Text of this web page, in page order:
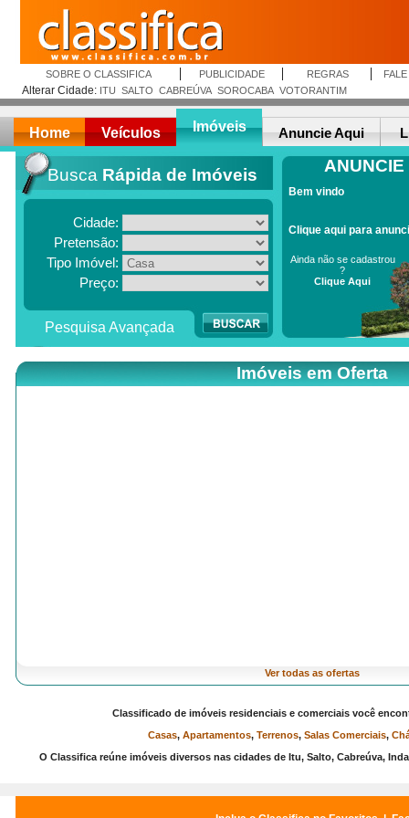
SOBRE O CLASSIFICA PUBLICIDADE REGRAS
Alterar Cidade: ITU SALTO CABREÚVA SOROCABA VOTORANTIM
Home Veículos Imóveis Anuncie Aqui
Busca Rápida de Imóveis
Cidade:
Pretensão:
Tipo Imóvel:
Preço:
Pesquisa Avançada
Bem vindo
Clique aqui para
Ainda não se cadastrou
?
Clique Aqui
Imóveis em Oferta
Ver todas as ofertas
Classificado de imóveis residenciais e comerciais você
Casas, Apartamentos, Terrenos, Salas Comerciais,
O Classifica reúne imóveis diversos nas cidades de Itu, Salto, Cabreúva,